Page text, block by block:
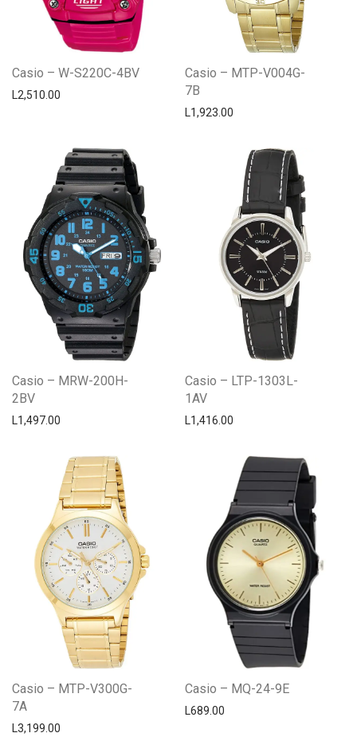
Casio – W-S220C-4BV
L2,510.00
Casio – MTP-V004G-
7B
L1,923.00
Casio – MRW-200H-
2BV
L1,497.00
Casio – LTP-1303L-
1AV
L1,416.00
Casio – MTP-V300G-
7A
L3,199.00
Casio – MQ-24-9E
L689.00